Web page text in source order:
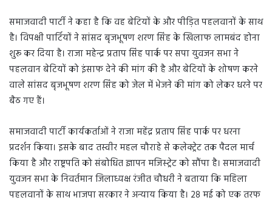
समाजवादी पार्टी ने कहा है कि वह बेटियों के और पीड़ित पहलवानों के साथ
है। विपक्षी पार्टियों ने सांसद बृजभूषण शरण सिंह के खिलाफ लामबंद होना
शुरू कर दिया है। राजा महेन्द्र प्रताप सिंह पार्क पर सपा युवजन सभा ने
पहलवान बेटियों को इंसाफ देने की मांग की है और बेटियों के शोषण करने
वाले सांसद बृजभूषण शरण सिंह को जेल में भेजने की मांग को लेकर धरने पर
बैठ गए हैं।
समाजवादी पार्टी कार्यकर्ताओं ने राजा महेंद्र प्रताप सिंह पार्क पर धरना
प्रदर्शन किया। इसके बाद तस्वीर महल चौराहे से कलेक्ट्रेट तक पैदल मार्च
किया है और राष्ट्रपति को संबोधित ज्ञापन मजिस्ट्रेट को सौंपा है। समाजवादी
युवजन सभा के निवर्तमान जिलाध्यक्ष रंजीत चौधरी ने बताया कि महिला
पहलवानों के साथ भाजपा सरकार ने अन्याय किया है। 28 मई को एक तरफ